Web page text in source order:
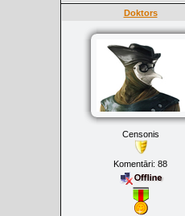
Doktors
Censonis
Komentāri: 88